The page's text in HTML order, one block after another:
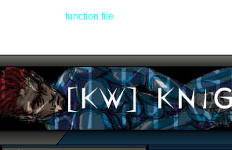
function.file